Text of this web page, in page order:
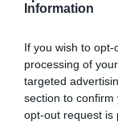
Information
If you wish to
processing of
targeted
section to
opt-out request is
hogyan kerül